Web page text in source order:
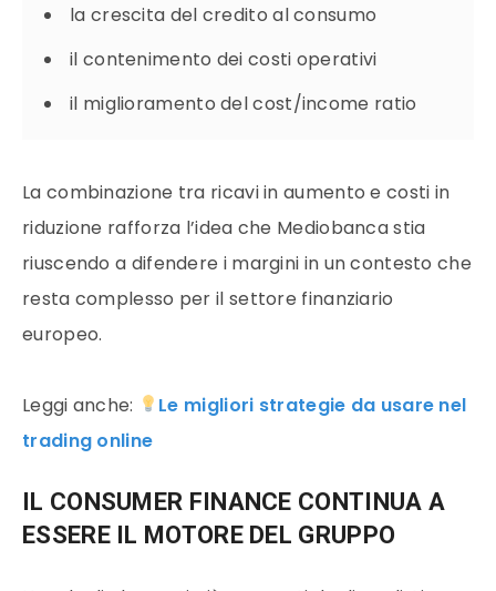
la crescita del credito al consumo
il contenimento dei costi operativi
il miglioramento del cost/income ratio
La combinazione tra ricavi in aumento e costi in
riduzione rafforza l’idea che Mediobanca stia
riuscendo a difendere i margini in un contesto che
resta complesso per il settore finanziario
europeo.
Leggi anche:
Le migliori strategie da usare nel
trading online
IL CONSUMER FINANCE CONTINUA A
ESSERE IL MOTORE DEL GRUPPO